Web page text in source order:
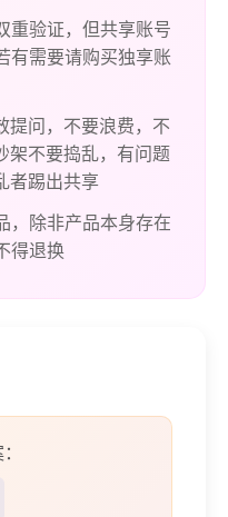
重验证，但共享账号
有需要请购买独享账
提问，不要浪费，不
架不要捣乱，有问题
者踢出共享
，除非产品本身存在
得退换